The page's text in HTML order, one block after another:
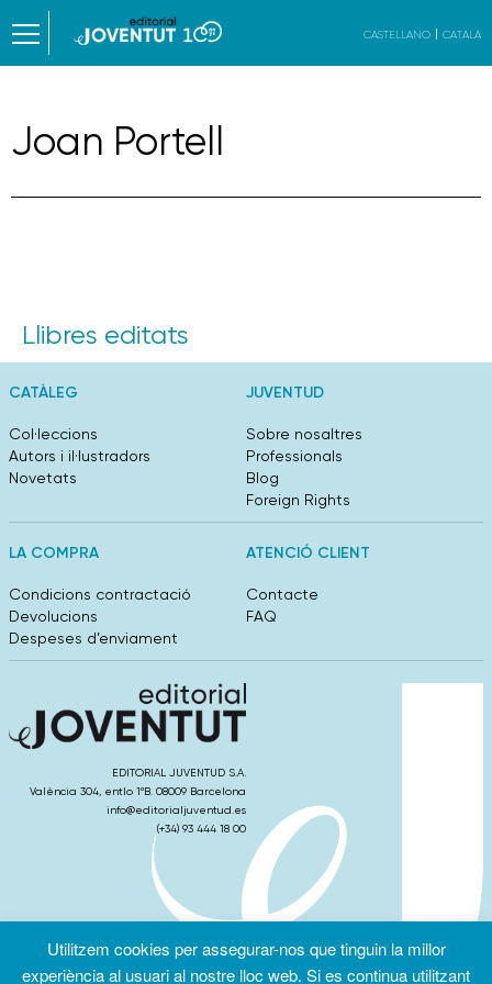
CASTELLANO CATALÀ
Joan Portell
Llibres editats
CATÀLEG
Col·leccions
Autors i il·lustradors
Novetats
JUVENTUD
Sobre nosaltres
Professionals
Blog
Foreign Rights
LA COMPRA
Condicions contractació
Devolucions
Despeses d’enviament
ATENCIÓ CLIENT
Contacte
FAQ
EDITORIAL JUVENTUD S.A.
València 304, entlo 1ºB. 08009 Barcelona
info@editorialjuventud.es
(+34) 93 444 18 00
Condicions
Política de
Política de
cookies
Utilitzem cookies per assegurar-nos que tinguin la millor
experiència al usuari al nostre lloc web. Si es continua utilitzant